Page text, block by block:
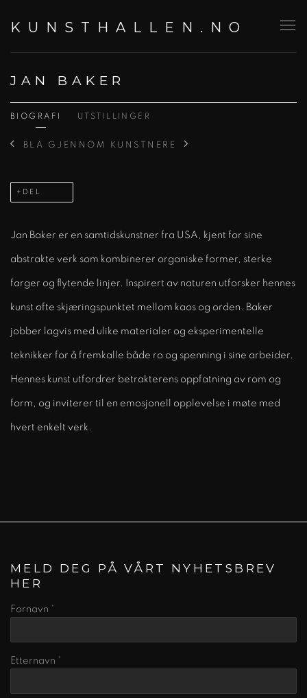
KUNSTHALLEN.NO
JAN BAKER
BIOGRAFI UTSTILLINGER
BLA GJENNOM KUNSTNERE
DEL
Jan Baker er en samtidskunstner fra USA, kjent for sine
abstrakte verk som kombinerer organiske former, sterke
farger og flytende linjer. Inspirert av naturen utforsker hennes
kunst ofte skjæringspunktet mellom kaos og orden. Baker
jobber lagvis med ulike materialer og eksperimentelle
teknikker for å fremkalle både ro og spenning i sine arbeider.
Hennes kunst utfordrer betrakterens oppfatning av rom og
form, og inviterer til en emosjonell opplevelse i møte med
hvert enkelt verk.
MELD DEG PÅ VÅRT NYHETSBREV
HER
Fornavn *
Etternavn *